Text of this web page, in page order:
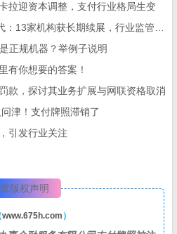
拉迎资本调整，支付行业格局生变
正规机器？举例子说明
有你想要的答案！
款，探讨其业务扩展与网联资格取消
津！支付牌照滞销了
引发行业关注
版权声明
www.675h.com ）